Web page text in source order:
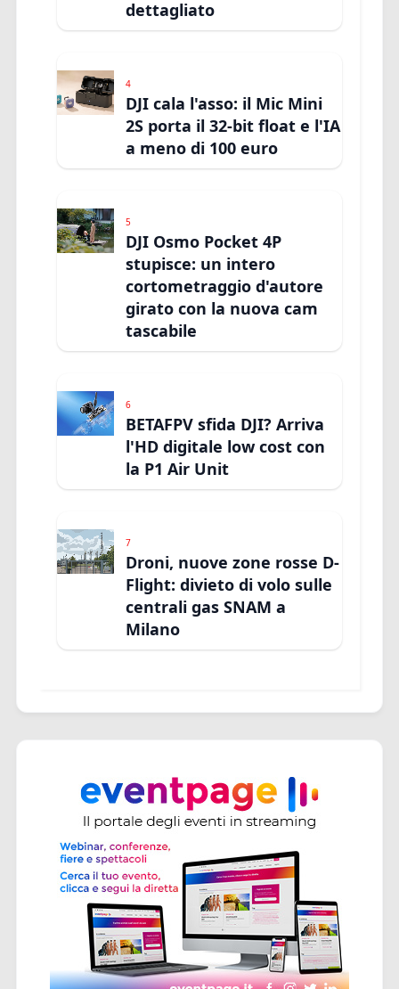
dettagliato
4
DJI cala l'asso: il Mic Mini
2S porta il 32-bit float e l'IA
a meno di 100 euro
5
DJI Osmo Pocket 4P
stupisce: un intero
cortometraggio d'autore
girato con la nuova cam
tascabile
6
BETAFPV sfida DJI? Arriva
l'HD digitale low cost con
la P1 Air Unit
7
Droni, nuove zone rosse D-
Flight: divieto di volo sulle
centrali gas SNAM a
Milano